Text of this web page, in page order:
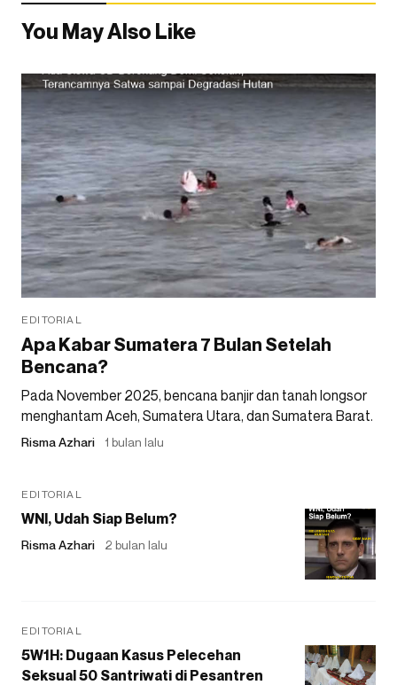
You May Also Like
EDITORIAL
Apa Kabar Sumatera 7 Bulan Setelah
Bencana?
Pada November 2025, bencana banjir dan tanah longsor
menghantam Aceh, Sumatera Utara, dan Sumatera Barat.
Risma Azhari 1 bulan lalu
EDITORIAL
WNI, Udah Siap Belum?
Risma Azhari 2 bulan lalu
EDITORIAL
5W1H: Dugaan Kasus Pelecehan
Seksual 50 Santriwati di Pesantren